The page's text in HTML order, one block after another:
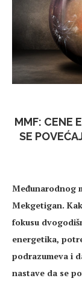
MMF: CENE
SE
Međunarodnog
Mekgetigan.
fokusu
energetika,
podrazumeva i
nastave da se